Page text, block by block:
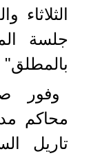
جلسة
وفور
محاكم
تاريل